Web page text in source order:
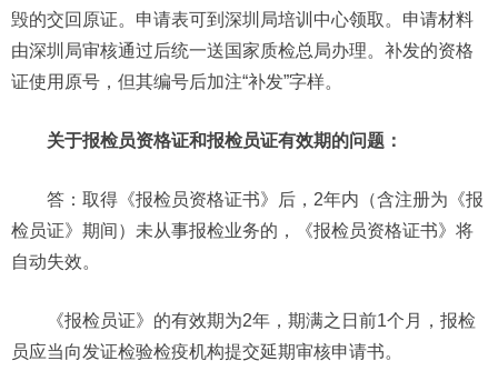
毁的交回原证。申请表可到深圳局培训中心领取。申请材料
由深圳局审核通过后统一送国家质检总局办理。补发的资格
证使用原号，但其编号后加注“补发”字样。
关于报检员资格证和报检员证有效期的问题：
答：取得《报检员资格证书》后，2年内（含注册为《报
检员证》期间）未从事报检业务的，《报检员资格证书》将
自动失效。
《报检员证》的有效期为2年，期满之日前1个月，报检
员应当向发证检验检疫机构提交延期审核申请书。